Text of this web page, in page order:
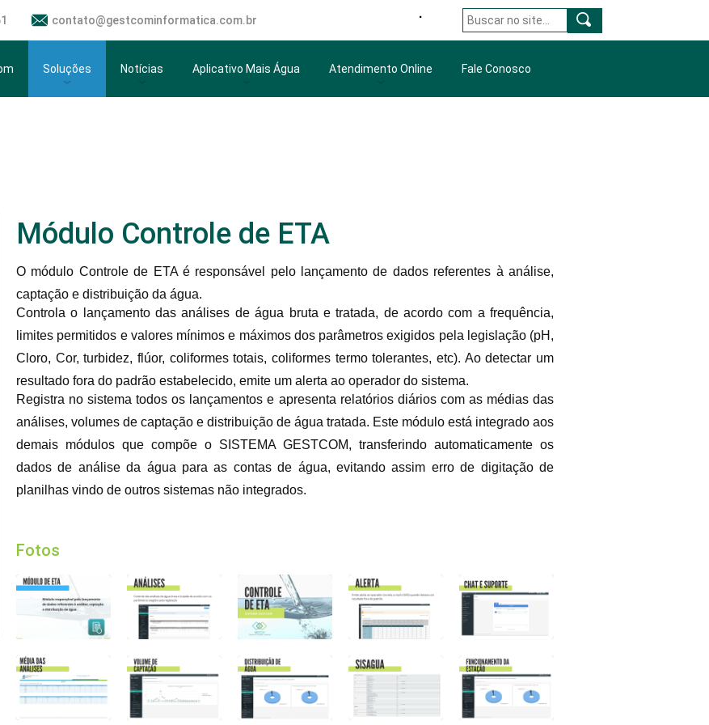
Aplicativo Inovação Integração Faturamento Arrecadação PIX Gestão Hidrômetro Prefeitura
contato@gestcominformatica.com.br
Soluções
Arrecadação
Atendimento ao Público
Autoatendimento GestCom
Pagamento Via PIX QRCode
Cadastro de Redes
Notícias
49º Congresso Nacional de
Saneamento da Assemae
Sistema GestCom participa de
Workshop do CISAB RC
Saneamento em MG
Aplicativo Mais Água Atendimento Online Fale Conosco
Módulo Controle de ETA
O módulo Controle de ETA é responsável pelo lançamento de dados referentes à análise,
captação e distribuição da água.
Controla o lançamento das análises de água bruta e tratada, de acordo com a frequência,
limites permitidos e valores mínimos e máximos dos parâmetros exigidos pela legislação (pH,
Cloro, Cor, turbidez, flúor, coliformes totais, coliformes termo tolerantes, etc). Ao detectar um
resultado fora do padrão estabelecido, emite um alerta ao operador do sistema.
Registra no sistema todos os lançamentos e apresenta relatórios diários com as médias das
análises, volumes de captação e distribuição de água tratada. Este módulo está integrado aos
demais módulos que compõe o SISTEMA GESTCOM, transferindo automaticamente os
dados de análise da água para as contas de água, evitando assim erro de digitação de
planilhas vindo de outros sistemas não integrados.
Fotos